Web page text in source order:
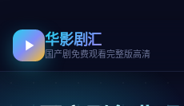
华影剧汇
国产剧免费观看完整版高清